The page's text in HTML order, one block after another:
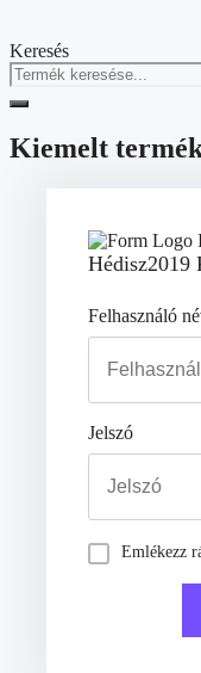
Keresés
Kiemelt
Hédisz2019
Felhasználó
Jelszó
Emlékezz